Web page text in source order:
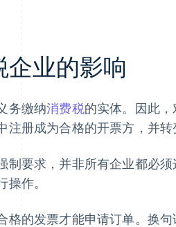
业的影响
务缴纳消费税的实体。因此
注册成为合格的开票方，并
制要求，并非所有企业都必
作。
格的发票才能申请订单。换